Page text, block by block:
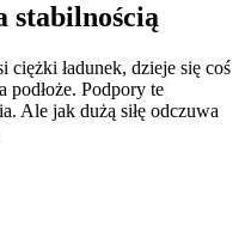
stabilnością
ciężki ładunek, dzieje się coś
podłoże. Podpory te
Ale jak dużą siłę odczuwa